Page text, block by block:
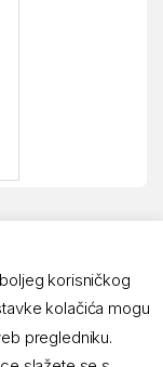
korisničkog
kolačića mogu
pregledniku.